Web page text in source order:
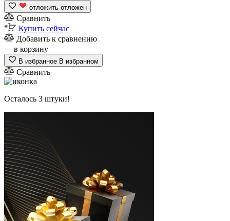
отложить отложен
Сравнить
Купить сейчас
Добавить к сравнению
в корзину
В избранное В избранном
Сравнить
Осталось 3 штуки!